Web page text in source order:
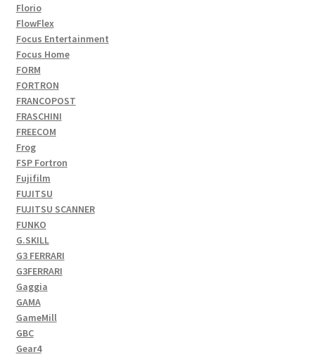
Florio
FlowFlex
Focus Entertainment
Focus Home
FORM
FORTRON
FRANCOPOST
FRASCHINI
FREECOM
Frog
FSP Fortron
Fujifilm
FUJITSU
FUJITSU SCANNER
FUNKO
G.SKILL
G3 FERRARI
G3FERRARI
Gaggia
GAMA
GameMill
GBC
Gear4